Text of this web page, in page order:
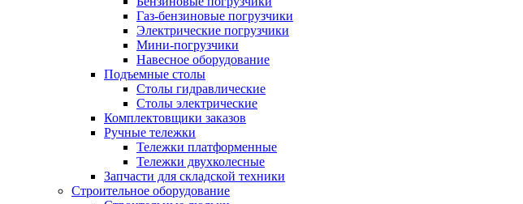
Газ-бензиновые погрузчики
Электрические погрузчики
Мини-погрузчики
Навесное оборудование
Подъемные столы
Столы гидравлические
Столы электрические
Комплектовщики заказов
Ручные тележки
Тележки платформенные
Тележки двухколесные
Запчасти для складской техники
Строительное оборудование